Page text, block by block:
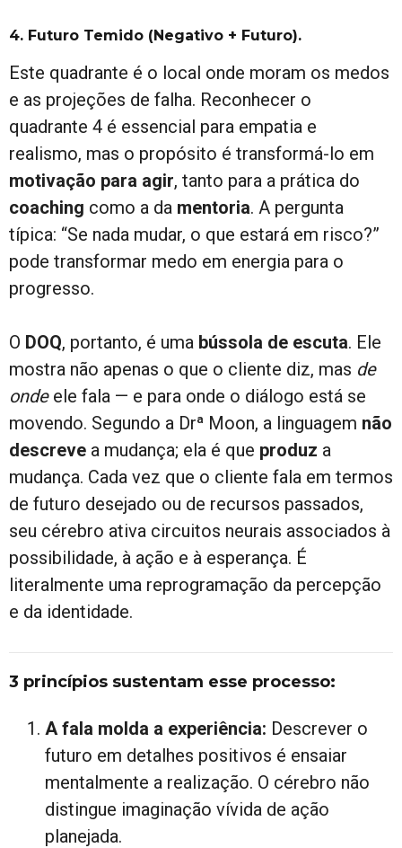
4. Futuro Temido (Negativo + Futuro).
Este quadrante é o local onde moram os medos
e as projeções de falha. Reconhecer o
quadrante 4 é essencial para empatia e
realismo, mas o propósito é transformá-lo em
motivação para agir, tanto para a prática do
coaching como a da mentoria. A pergunta
típica: “Se nada mudar, o que estará em risco?”
pode transformar medo em energia para o
progresso.
O DOQ, portanto, é uma bússola de escuta. Ele
mostra não apenas o que o cliente diz, mas de
ondeele fala — e para onde o diálogo está se
movendo. Segundo a Drª Moon, a linguagem não
descreve a mudança; ela é que produz a
mudança. Cada vez que o cliente fala em termos
de futuro desejado ou de recursos passados,
seu cérebro ativa circuitos neurais associados à
possibilidade, à ação e à esperança. É
literalmente uma reprogramação da percepção
e da identidade.
3 princípios sustentam esse processo:
A fala molda a experiência: Descrever o
futuro em detalhes positivos é ensaiar
mentalmente a realização. O cérebro não
distingue imaginação vívida de ação
planejada.